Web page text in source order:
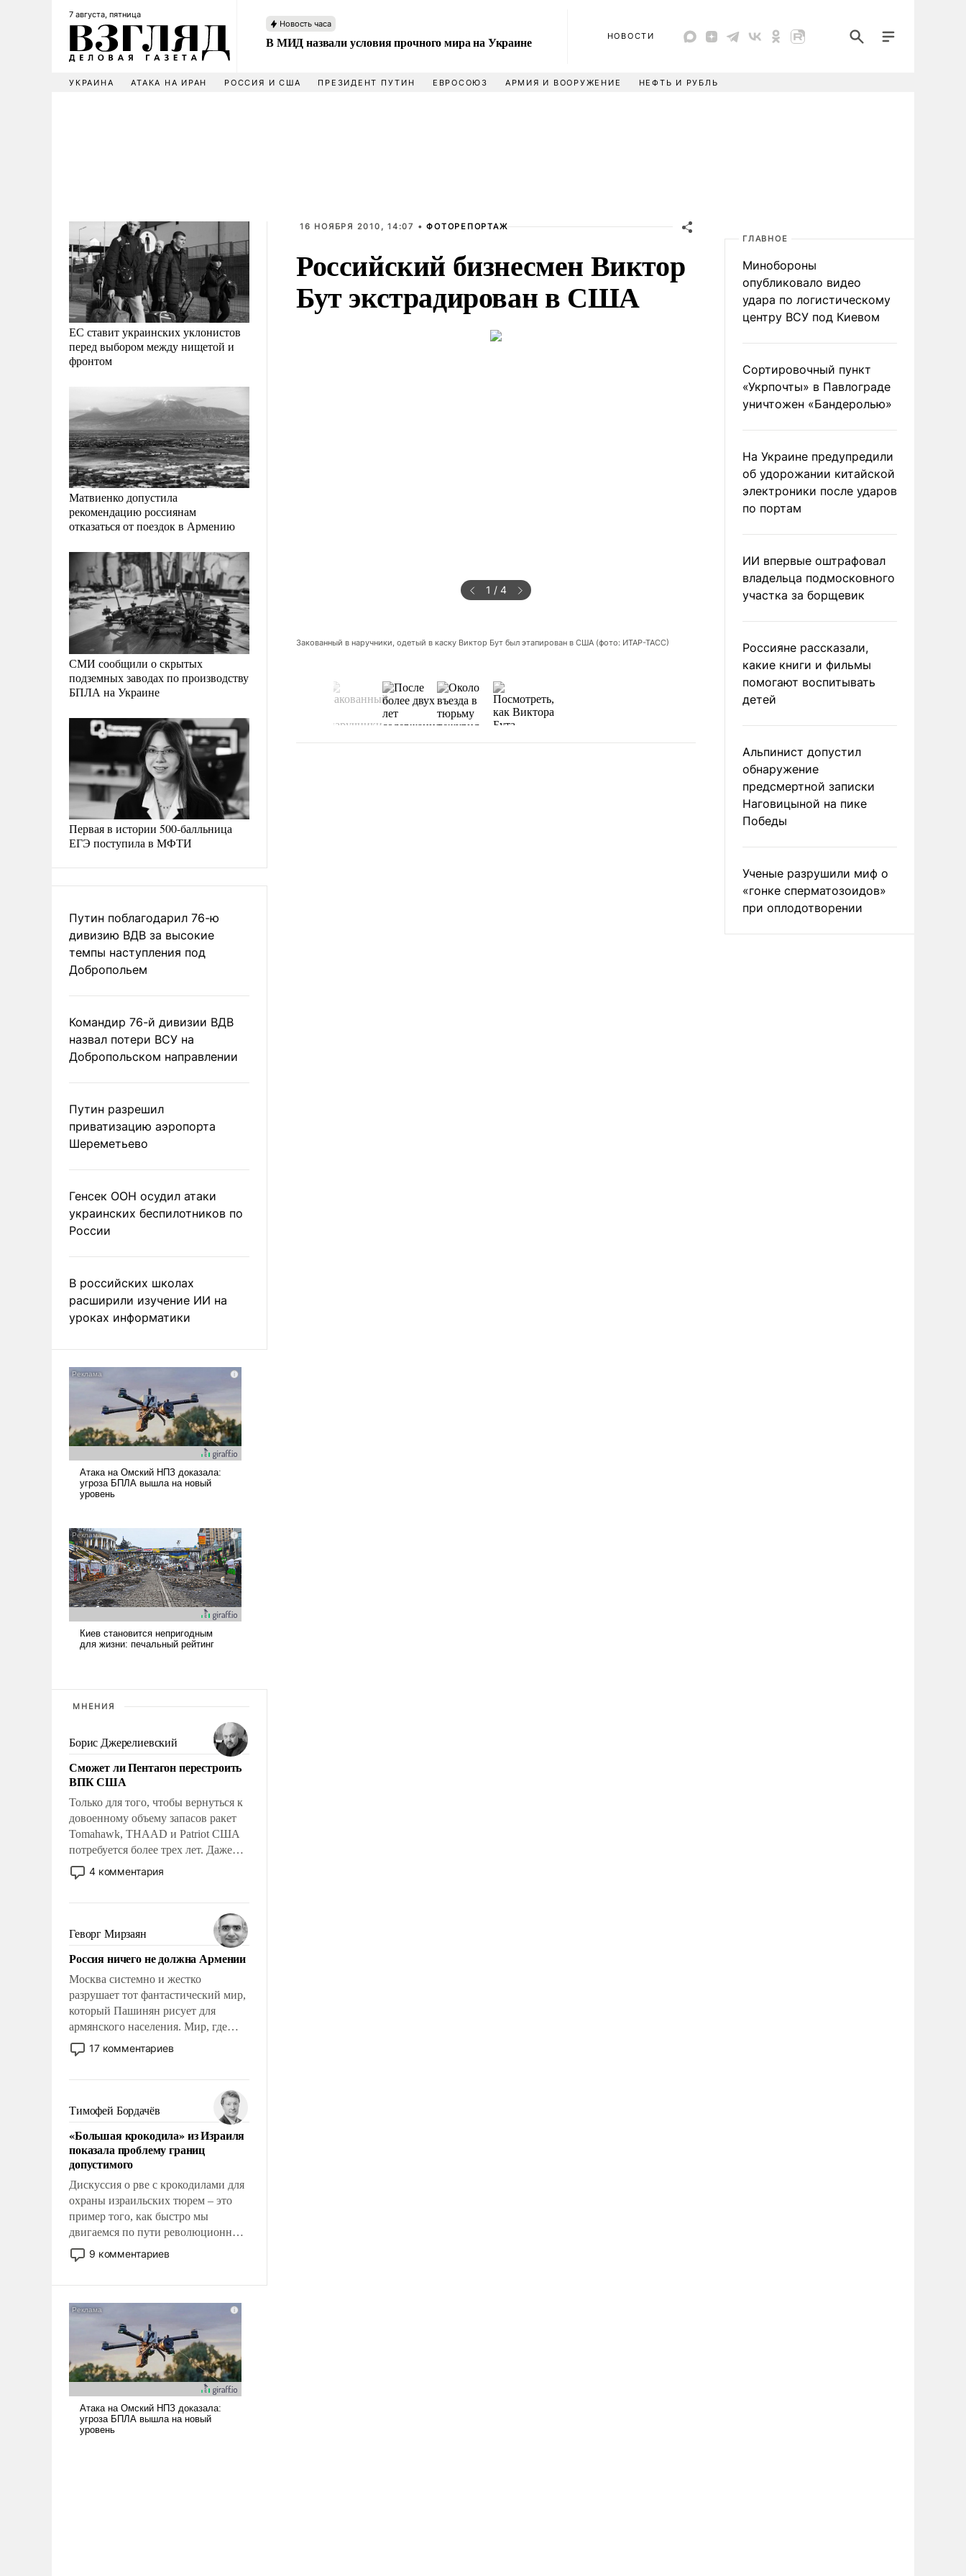
7 августа, пятница
Новость часа
В МИД назвали условия прочного мира на Украине НОВОСТИ
УКРАИНА АТАКА НА ИРАН РОССИЯ И США ПРЕЗИДЕНТ ПУТИН ЕВРОСОЮЗ АРМИЯ И ВООРУЖЕНИЕ НЕФТЬ И РУБЛЬ
ЕС ставит украинских уклонистов
перед выбором между нищетой и
фронтом
Матвиенко допустила
рекомендацию россиянам
отказаться от поездок в Армению
СМИ сообщили о скрытых
подземных заводах по производству
БПЛА на Украине
Первая в истории 500-балльница
ЕГЭ поступила в МФТИ
Путин поблагодарил 76-ю
дивизию ВДВ за высокие
темпы наступления под
Добропольем
Командир 76-й дивизии ВДВ
назвал потери ВСУ на
Добропольском направлении
Путин разрешил
приватизацию аэропорта
Шереметьево
Генсек ООН осудил атаки
украинских беспилотников по
России
В российских школах
расширили изучение ИИ на
уроках информатики
МНЕНИЯ
Борис Джерелиевский
Сможет ли Пентагон перестроить
ВПК США
Только для того, чтобы вернуться к
довоенному объему запасов ракет
Tomahawk, THAAD и Patriot США
потребуется более трех лет. Даже
небольшая война с Ираном
опустошила американские
уязвимости США, например, перед
Китаем.
4 комментария
Геворг Мирзаян
Россия ничего не должна Армении
Москва системно и жестко
разрушает тот фантастический мир,
который Пашинян рисует для
армянского населения. Мир, где
политические прожекты будут
безусловно оплачиваться за счет
где Еревану за свои поступки не
нужно отвечать.
17 комментариев
Тимофей Бордачёв
«Большая крокодила» из Израиля
показала проблему границ
допустимого
Дискуссия о рве с крокодилами для
охраны израильских тюрем – это
пример того, как быстро мы
двигаемся по пути революционных
изменений. То, что несколько лет
назад было образом для
9 комментариев
16 НОЯБРЯ 2010, 14:07 •ФОТОРЕПОРТАЖ
Российский бизнесмен Виктор
Бут экстрадирован в США
этапируют в США, пришла и его жена Алла Бут (фото: Reuters) Закованный в наручники, одетый в каску Виктор Бут был этапирован в США (фото: ИТАР-ТАСС)
кортеж (фото: Reuters)
1 / 4
ГЛАВНОЕ
Минобороны
опубликовало видео
удара по логистическому
центру ВСУ под Киевом
Сортировочный пункт
«Укрпочты» в Павлограде
уничтожен «Бандеролью»
На Украине предупредили
об удорожании китайской
электроники после ударов
по портам
ИИ впервые оштрафовал
владельца подмосковного
участка за борщевик
Россияне рассказали,
какие книги и фильмы
помогают воспитывать
детей
Альпинист допустил
обнаружение
предсмертной записки
Наговицыной на пике
Победы
Ученые разрушили миф о
«гонке сперматозоидов»
при оплодотворении